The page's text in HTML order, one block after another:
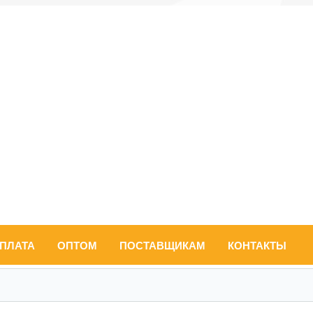
ОПТОМ ПОСТАВЩИКАМ КОНТАКТЫ